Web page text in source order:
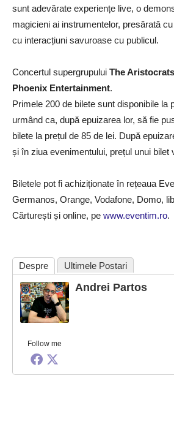
sunt adevărate experiențe live, o
magicieni ai instrumentelor, presărată
cu interacțiuni savuroase cu publicul.
Concertul supergrupului The Aristocrats
Phoenix Entertainment.
Primele 200 de bilete sunt disponibile la
urmând ca, după epuizarea lor, să fie
bilete la prețul de 85 de lei. După
și în ziua evenimentului, prețul unui bilet
Biletele pot fi achiziționate în rețeaua
Germanos, Orange, Vodafone, Domo,
Cărturești și online, pe www.eventim.ro.
Despre Ultimele Postari
Follow me
Andrei Partos